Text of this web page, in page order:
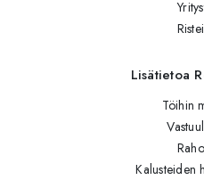
Lisätietoa
Töihin
Kalusteiden